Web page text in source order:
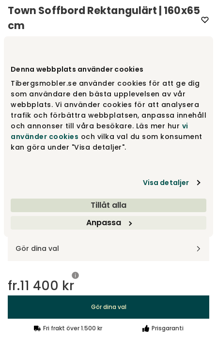
Denna webbplats använder cookies
Tibergsmobler.se använder cookies för att ge dig
som användare den bästa upplevelsen av vår
webbplats. Vi använder cookies för att analysera
trafik och förbättra webbplatsen, anpassa innehåll
och annonser till våra besökare. Läs mer hur vi
använder cookies och vilka val du som konsument
kan göra under "Visa detaljer".
Visa detaljer
Tillåt alla
Anpassa
Town Soffbord Rektangulärt | 160x65
cm
Välj storlekRektangulärt | 160x65 cm
Rektangulärt | 160x65 cm
Runt | Ø60 cm fr.6 500 kr
fr.8 900 kr
Visa fler +1
Gör dina val
fr.11 400 kr
Gör dina val
Fri frakt över 1.500 kr Prisgaranti